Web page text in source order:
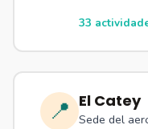
33
📍 El Catey
Sede del